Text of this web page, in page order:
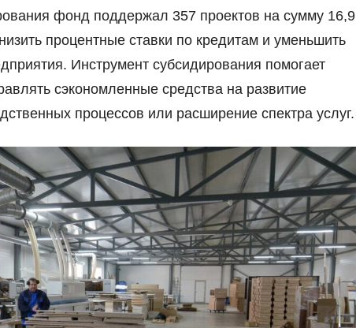
фонд поддержал 357 проектов на сумму 16,9
процентные ставки по кредитам и уменьшить
Инструмент субсидирования помогает
сэкономленные средства на развитие
процессов или расширение спектра услуг.